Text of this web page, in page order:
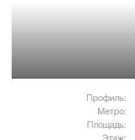
Профиль:
Метро:
Площадь: